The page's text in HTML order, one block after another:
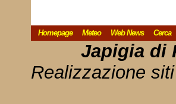
Homepage Meteo Web News Cerca
Japigia di
Realizzazione